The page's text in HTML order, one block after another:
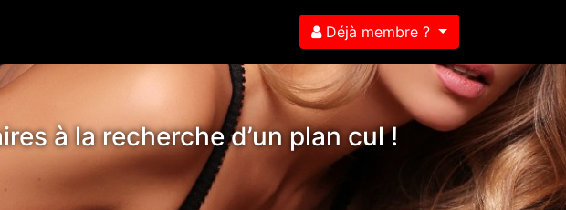
Déjà membre ?
à la recherche d’un plan cul !